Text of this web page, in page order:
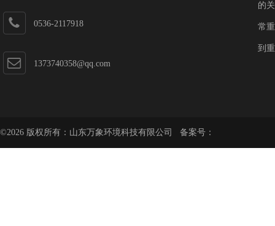
0536-2117918
1373740358@qq.com
的
常
到
©2026 版权所有：山东万象环境科技有限公司 备案号：